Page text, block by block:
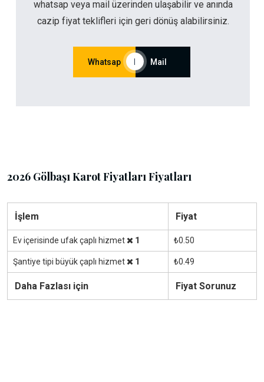
whatsap veya mail üzerinden ulaşabilir ve anında
cazip fiyat teklifleri için geri dönüş alabilirsiniz.
Whatsap | Mail
2026 Gölbaşı Karot Fiyatları Fiyatları
İşlem Fiyat
Ev içerisinde ufak çaplı hizmet 1 ₺0.50
Şantiye tipi büyük çaplı hizmet 1 ₺0.49
Daha Fazlası için Fiyat Sorunuz